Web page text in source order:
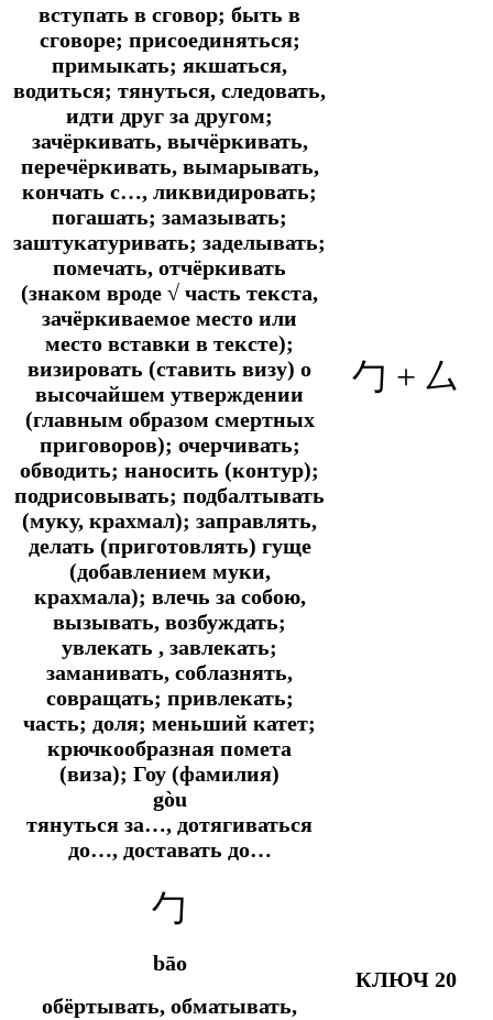
вступать в сговор; быть в
сговоре; присоединяться;
примыкать; якшаться,
водиться; тянуться, следовать,
идти друг за другом;
зачёркивать, вычёркивать,
перечёркивать, вымарывать,
кончать с…, ликвидировать;
погашать; замазывать;
заштукатуривать; заделывать;
помечать, отчёркивать
(знаком вроде √ часть текста,
зачёркиваемое место или
место вставки в тексте);
визировать (ставить визу) о
высочайшем утверждении
(главным образом смертных
приговоров); очерчивать;
обводить; наносить (контур);
подрисовывать; подбалтывать
(муку, крахмал); заправлять,
делать (приготовлять) гуще
(добавлением муки,
крахмала); влечь за собою,
вызывать, возбуждать;
увлекать , завлекать;
заманивать, соблазнять,
совращать; привлекать;
часть; доля; меньший катет;
крючкообразная помета
(виза); Гоу (фамилия)
gòu
тянуться за…, дотягиваться
до…, доставать до…
勹 + 厶
勹
bāo
обёртывать, обматывать,
КЛЮЧ 20